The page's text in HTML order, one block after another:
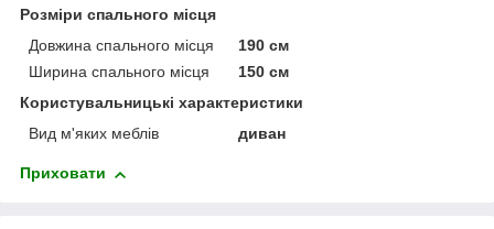
Розміри спального місця
Довжина спального місця
190 см
Ширина спального місця
150 см
Користувальницькі характеристики
Вид м'яких меблів
диван
Приховати